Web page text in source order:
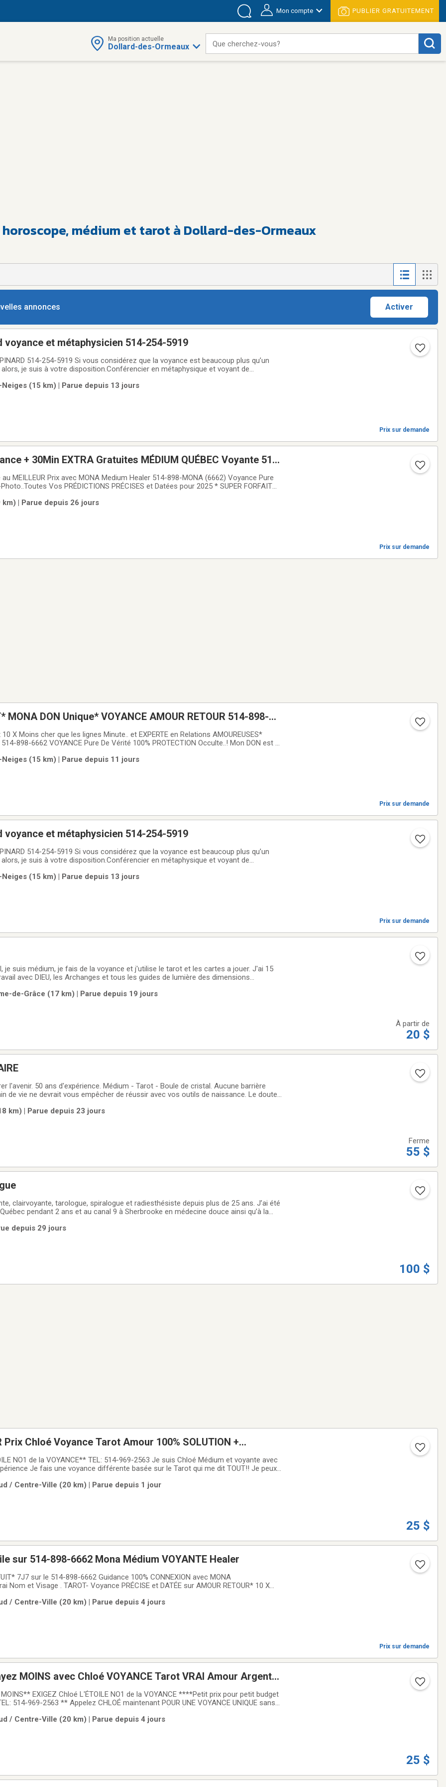
Mon compte PUBLIER GRATUITEMENT
Ma position actuelle
Dollard-des-Ormeaux Que cherchez-vous?
médium et tarot à Dollard-des-Ormeaux
annonces Activer
voyance et métaphysicien 514-254-5919
514-254-5919 Si vous considérez que la voyance est beaucoup plus qu’un
et voyant de
réponse concernant
(15 km) | Parue depuis 13 jours
Prix sur demande
+ 30Min EXTRA Gratuites MÉDIUM QUÉBEC Voyante 514-
MEILLEUR Prix avec MONA Medium Healer 514-898-MONA (6662) Voyance Pure
Vos PRÉDICTIONS PRÉCISES et Datées pour 2025 * SUPER FORFAIT
HAUT Niveau avec Mona Voici mon Site * +Témoignages
| Parue depuis 26 jours
Prix sur demande
DON Unique* VOYANCE AMOUR RETOUR 514-898-
que les lignes Minute.. et EXPERTE en Relations AMOUREUSES*
ma Conscience..!Je suis
(15 km) | Parue depuis 11 jours
Prix sur demande
voyance et métaphysicien 514-254-5919
514-254-5919 Si vous considérez que la voyance est beaucoup plus qu’un
et voyant de
réponse concernant
(15 km) | Parue depuis 13 jours
Prix sur demande
je suis médium, je fais de la voyance et j'utilise le tarot et les cartes a jouer. J'ai 15
avec DIEU, les Archanges et tous les guides de lumière des dimensions
de-Grâce (17 km) | Parue depuis 19 jours
À partir de
20 $
50 ans d'expérience. Médium - Tarot - Boule de cristal. Aucune barrière
vie ne devrait vous empêcher de réussir avec vos outils de naissance. Le doute
et
km) | Parue depuis 23 jours
Ferme
55 $
clairvoyante, tarologue, spiralogue et radiesthésiste depuis plus de 25 ans. J’ai été
pendant 2 ans et au canal 9 à Sherbrooke en médecine douce ainsi qu’à la
depuis 29 jours
100 $
TEL: 514-969-2563
NO1 de la VOYANCE** TEL: 514-969-2563 Je suis Chloé Médium et voyante avec
Je fais une voyance différente basée sur le Tarot qui me dit TOUT!! Je peux
/ Centre-Ville (20 km) | Parue depuis 1 jour
25 $
sur 514-898-6662 Mona Médium VOYANTE Healer
7J7 sur le 514-898-6662 Guidance 100% CONNEXION avec MONA
Visage . TAROT- Voyance PRÉCISE et DATÉE sur AMOUR RETOUR* 10 X
SUPER Forfait CADEAU +30MIN Extra GRATUIT* Offert 7j7 Depuis + de 30ANS
/ Centre-Ville (20 km) | Parue depuis 4 jours
Prix sur demande
MOINS avec Chloé VOYANCE Tarot VRAI Amour Argent
EXIGEZ Chloé L'ÉTOILE NO1 de la VOYANCE ****Petit prix pour petit budget
514-969-2563 ** Appelez CHLOÉ maintenant POUR UNE VOYANCE UNIQUE sans
suis connue pour mes prédictions
/ Centre-Ville (20 km) | Parue depuis 4 jours
25 $